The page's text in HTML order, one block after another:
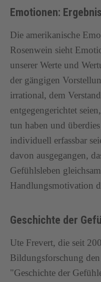
Emotionen:
Die amerikanische
Rosenwein sieht
unserer Werte und
der gängigen
irrational, dem
entgegengerichtet
tun haben und
individuell erfassbar
davon ausgegangen,
Gefühlsleben
Handlungsmotivation
Geschichte der
Ute Frevert, die seit
Bildungsforschung
"Geschichte der